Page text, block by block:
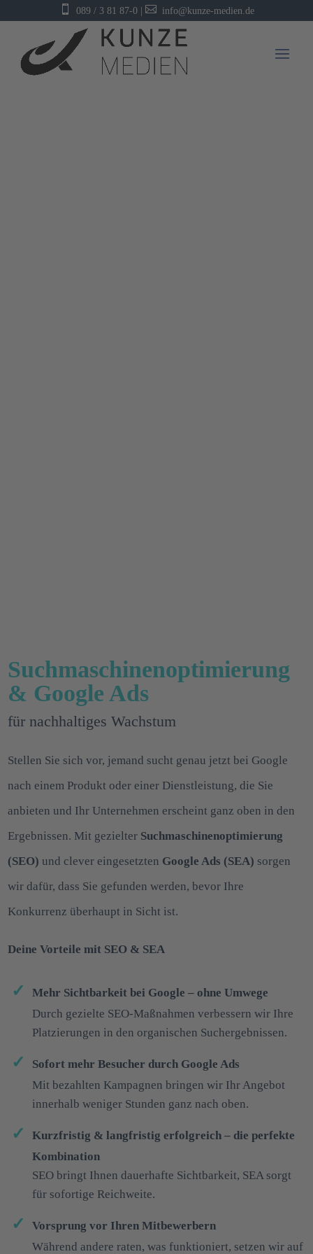
 089 / 3 81 87-0|  info@kunze-medien.de
Suchmaschinenoptimierung
& Google Ads
für nachhaltiges Wachstum
Stellen Sie sich vor, jemand sucht genau jetzt bei Google
nach einem Produkt oder einer Dienstleistung, die Sie
anbieten und Ihr Unternehmen erscheint ganz oben in den
Ergebnissen. Mit gezielter Suchmaschinenoptimierung
(SEO) und clever eingesetzten Google Ads (SEA) sorgen
wir dafür, dass Sie gefunden werden, bevor Ihre
Konkurrenz überhaupt in Sicht ist.
Deine Vorteile mit SEO & SEA
Mehr Sichtbarkeit bei Google – ohne Umwege
Durch gezielte SEO-Maßnahmen verbessern wir Ihre
Platzierungen in den organischen Suchergebnissen.
Sofort mehr Besucher durch Google Ads
Mit bezahlten Kampagnen bringen wir Ihr Angebot
innerhalb weniger Stunden ganz nach oben.
Kurzfristig & langfristig erfolgreich – die perfekte
Kombination
SEO bringt Ihnen dauerhafte Sichtbarkeit, SEA sorgt
für sofortige Reichweite.
Vorsprung vor Ihren Mitbewerbern
Während andere raten, was funktioniert, setzen wir auf